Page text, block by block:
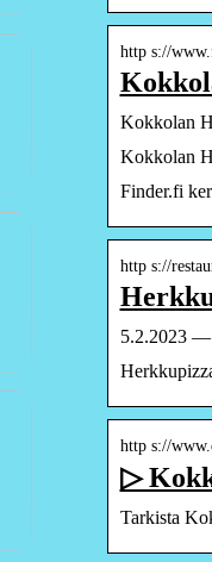
http s://
Kokkolan
Kokkolan
Finder.fi
http s://
5.2.2023 —
http s://
▷
Tarkista